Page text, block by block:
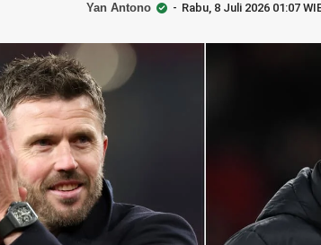
Yan Antono Rabu, 8 Juli 2026 01:07